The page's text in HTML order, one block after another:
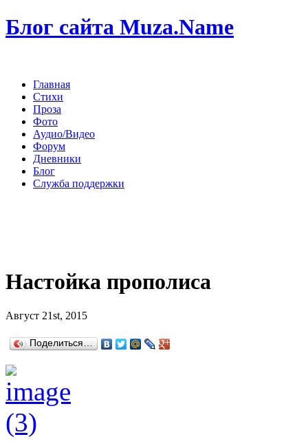
Блог сайта Muza.Name
Главная
Стихи
Проза
Фото
Аудио/Видео
Форум
Дневники
Блог
Служба поддержки
Настойка прополиса
Август 21st, 2015
Поделиться…